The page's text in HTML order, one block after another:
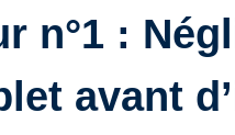
n°1 :
avant